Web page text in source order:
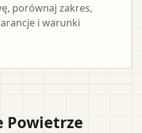
porównaj zakres,
i warunki
Powietrze